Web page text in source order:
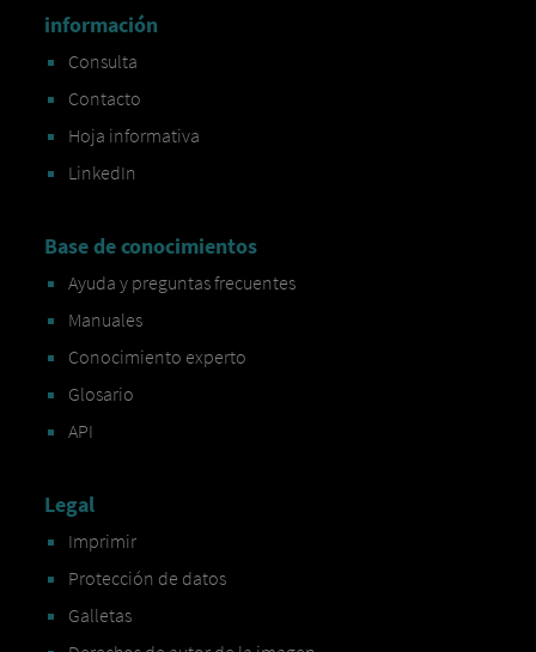
información
Consulta
Contacto
Hoja informativa
LinkedIn
Base de conocimientos
Ayuda y preguntas frecuentes
Manuales
Conocimiento experto
Glosario
API
Legal
Imprimir
Protección de datos
Galletas